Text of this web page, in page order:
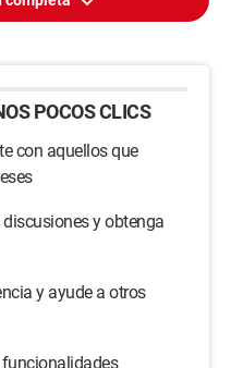
POCOS CLICS
con aquellos que
y obtenga
y ayude a otros